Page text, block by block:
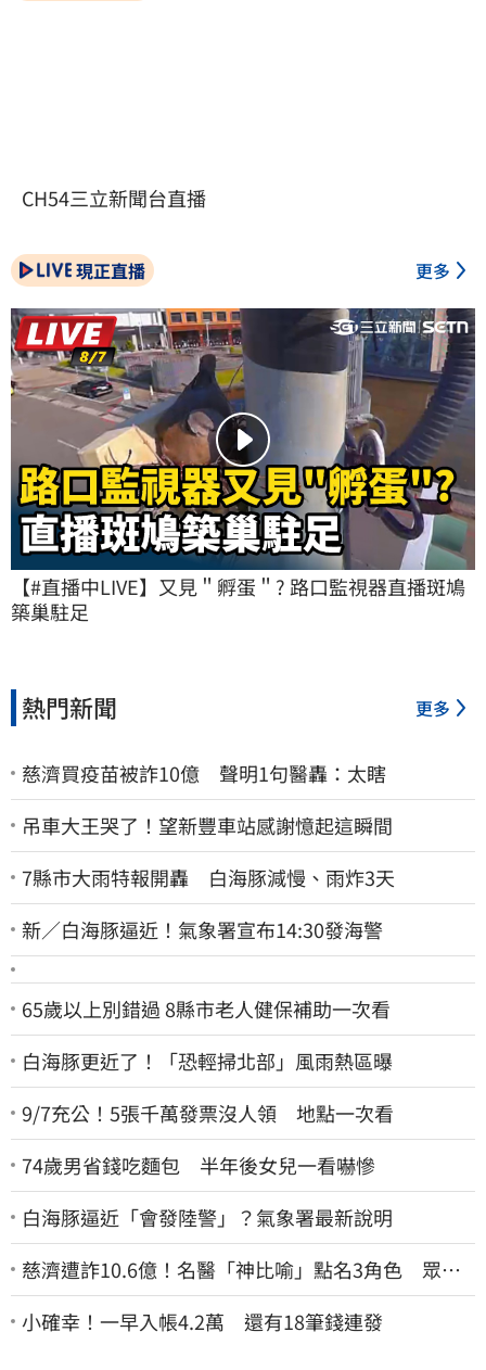
CH54三立新聞台直播
現正直播 更多
【#直播中LIVE】又見＂孵蛋＂? 路口監視器直播斑鳩
築巢駐足
熱門新聞 更多
慈濟買疫苗被詐10億 聲明1句醫轟：太瞎
吊車大王哭了！望新豐車站感謝憶起這瞬間
7縣市大雨特報開轟 白海豚減慢、雨炸3天
新／白海豚逼近！氣象署宣布14:30發海警
65歲以上別錯過 8縣市老人健保補助一次看
白海豚更近了！「恐輕掃北部」風雨熱區曝
9/7充公！5張千萬發票沒人領 地點一次看
74歲男省錢吃麵包 半年後女兒一看嚇慘
白海豚逼近「會發陸警」？氣象署最新說明
慈濟遭詐10.6億！名醫「神比喻」點名3角色 眾人
一看秒懂讚：好傳神
小確幸！一早入帳4.2萬 還有18筆錢連發